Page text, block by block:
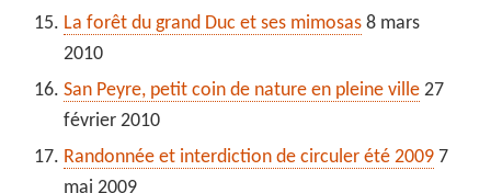
La forêt du grand Duc et ses mimosas 8 mars
2010
San Peyre, petit coin de nature en pleine ville 27
février 2010
Randonnée et interdiction de circuler été 2009 7
mai 2009